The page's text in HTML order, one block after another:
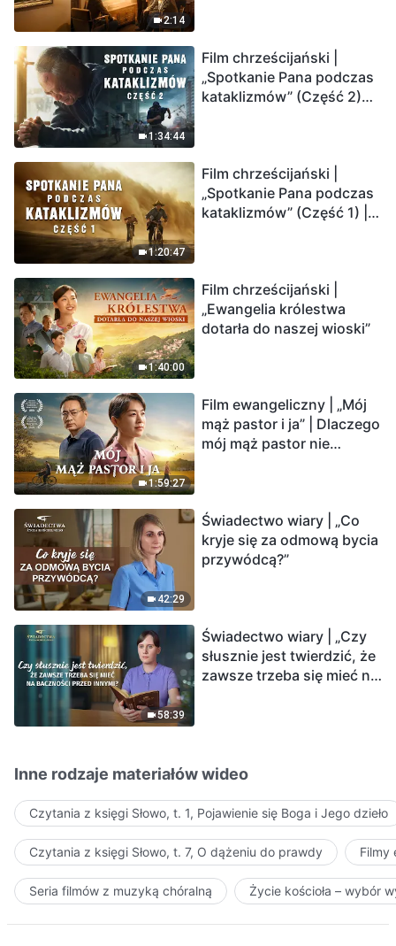
2:14
1:34:44
Film chrześcijański |
„Spotkanie Pana podczas
kataklizmów” (Część 2)
Ludzkość weszła w
odliczanie. Czy znalazłeś
już drogę ocalenia?
1:20:47
Film chrześcijański |
„Spotkanie Pana podczas
kataklizmów” (Część 1) |
1:40:00
Film chrześcijański |
„Ewangelia królestwa
dotarła do naszej wioski”
1:59:27
Film ewangeliczny | „Mój
mąż pastor i ja” | Dlaczego
mój mąż pastor nie
42:29
Świadectwo wiary | „Co
kryje się za odmową bycia
przywódcą?”
58:39
Świadectwo wiary | „Czy
słusznie jest twierdzić, że
zawsze trzeba się mieć na
Inne rodzaje materiałów wideo
Czytania z księgi Słowo, t. 1, Pojawienie się Boga i Jego dzieło
Czytania z księgi Słowo, t. 7, O dążeniu do prawdy Filmy
Seria filmów z muzyką chóralną Życie kościoła – wybór